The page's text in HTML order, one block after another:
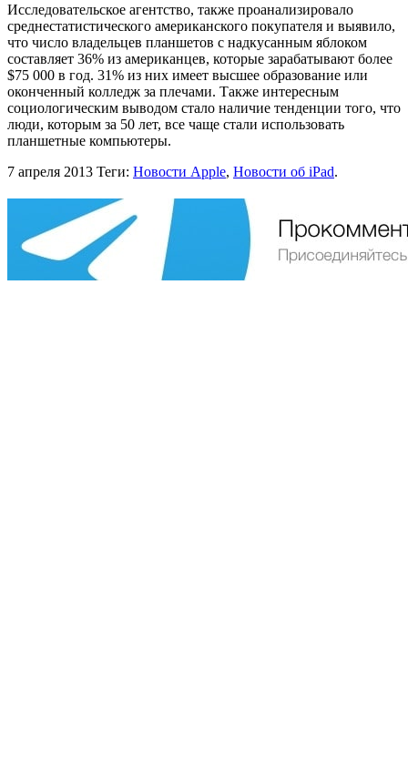
Исследовательское агентство, также проанализировало
среднестатистического американского покупателя и выявило,
что число владельцев планшетов с надкусанным яблоком
составляет 36% из американцев, которые зарабатывают более
$75 000 в год. 31% из них имеет высшее образование или
оконченный колледж за плечами. Также интересным
социологическим выводом стало наличие тенденции того, что
люди, которым за 50 лет, все чаще стали использовать
планшетные компьютеры.
7 апреля 2013 Теги: Новости Apple, Новости об iPad.